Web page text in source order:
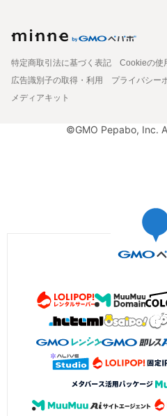
特定商取引法に基づく表記
Cookieの使
広告識別子の取得・利用
プライバシー
メディアキット
©GMO Pepabo, Inc.